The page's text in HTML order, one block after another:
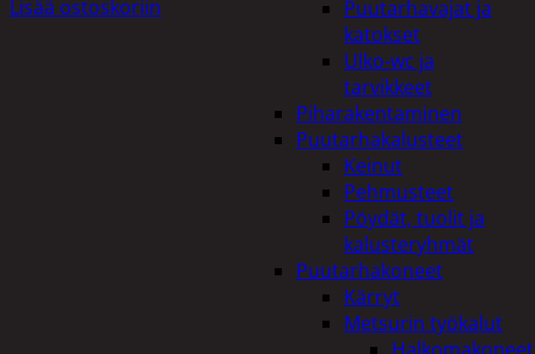
Puutarhavajat ja
katokset
Ulko-wc ja
tarvikkeet
Piharakentaminen
Puutarhakalusteet
Keinut
Pehmusteet
Pöydät, tuolit ja
kalusteryhmät
Puutarhakoneet
Kärryt
Metsurin työkalut
Lisää ostoskoriin